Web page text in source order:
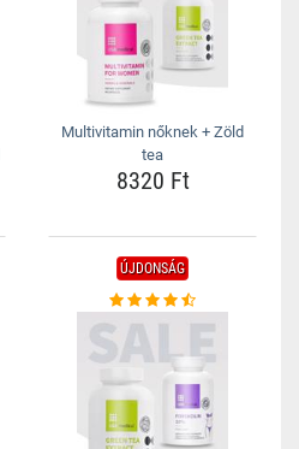
Multivitamin nőknek + Zöld
tea
8320 Ft
ÚJDONSÁG